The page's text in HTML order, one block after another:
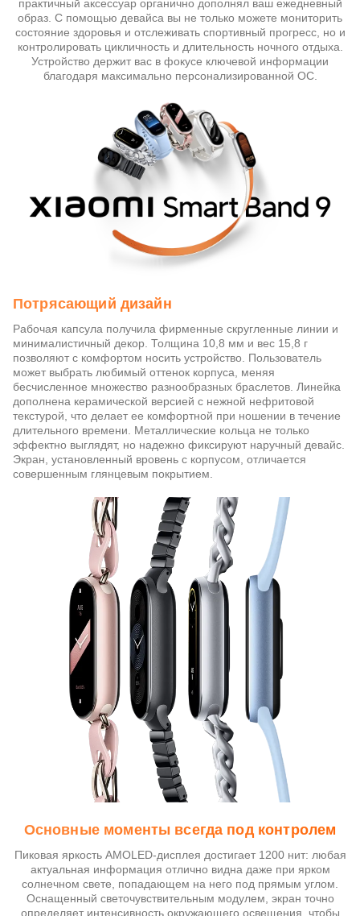
практичный аксессуар органично дополнял ваш ежедневный
образ. С помощью девайса вы не только можете мониторить
состояние здоровья и отслеживать спортивный прогресс, но и
контролировать цикличность и длительность ночного отдыха.
Устройство держит вас в фокусе ключевой информации
благодаря максимально персонализированной ОС.
Потрясающий дизайн
Рабочая капсула получила фирменные скругленные линии и
минималистичный декор. Толщина 10,8 мм и вес 15,8 г
позволяют с комфортом носить устройство. Пользователь
может выбрать любимый оттенок корпуса, меняя
бесчисленное множество разнообразных браслетов. Линейка
дополнена керамической версией с нежной нефритовой
текстурой, что делает ее комфортной при ношении в течение
длительного времени. Металлические кольца не только
эффектно выглядят, но надежно фиксируют наручный девайс.
Экран, установленный вровень с корпусом, отличается
совершенным глянцевым покрытием.
Основные моменты всегда под контролем
Пиковая яркость AMOLED-дисплея достигает 1200 нит: любая
актуальная информация отлично видна даже при ярком
солнечном свете, попадающем на него под прямым углом.
Оснащенный светочувствительным модулем, экран точно
определяет интенсивность окружающего освещения, чтобы